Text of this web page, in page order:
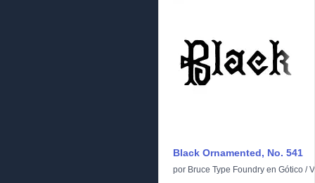
Black Ornamented, No. 541
por Bruce Type Foundry en Gótico /